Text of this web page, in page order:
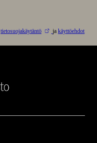
tietosuojakäytäntö jakäyttöehdot